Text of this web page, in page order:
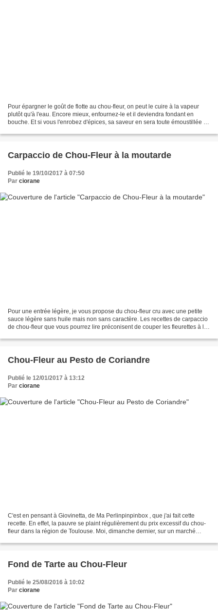
Pour épargner le goût de flotte au chou-fleur, on peut le cuire à la vapeur
plutôt qu'à l'eau. Encore mieux, enfournez-le et il deviendra fondant en
bouche. Et si vous l'enrobez d'épices, sa saveur en sera toute émoustillée !
Carpaccio de Chou-Fleur à la moutarde
Publié le 19/10/2017 à 07:50
Par ciorane
Pour une entrée légère, je vous propose du chou-fleur cru avec une petite
sauce légère sans huile mais non sans caractère. Les recettes de carpaccio
de chou-fleur que vous pourrez lire préconisent de couper les fleurettes à la
Chou-Fleur au Pesto de Coriandre
Publié le 12/01/2017 à 13:12
Par ciorane
C'est en pensant à Giovinetta, de Ma Perlinpinpinbox , que j'ai fait cette
recette. En effet, la pauvre se plaint régulièrement du prix excessif du chou-
fleur dans la région de Toulouse. Moi, dimanche dernier, sur un marché
Fond de Tarte au Chou-Fleur
Publié le 25/08/2016 à 10:02
Par ciorane